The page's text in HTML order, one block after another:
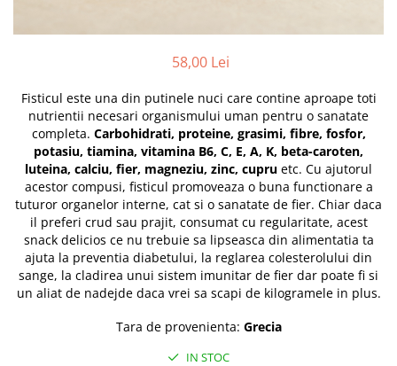
REMEDII NATURISTE
TOATE PRODUSELE
58,00 Lei
Fisticul este una din putinele nuci care contine aproape toti
nutrientii necesari organismului uman pentru o sanatate
completa. Carbohidrati, proteine, grasimi, fibre, fosfor,
potasiu, tiamina, vitamina B6, C, E, A, K, beta-caroten,
luteina, calciu, fier, magneziu, zinc, cupru etc. Cu ajutorul
acestor compusi, fisticul promoveaza o buna functionare a
tuturor organelor interne, cat si o sanatate de fier. Chiar daca
il preferi crud sau prajit, consumat cu regularitate, acest
snack delicios ce nu trebuie sa lipseasca din alimentatia ta
ajuta la preventia diabetului, la reglarea colesterolului din
sange, la cladirea unui sistem imunitar de fier dar poate fi si
un aliat de nadejde daca vrei sa scapi de kilogramele in plus.
Tara de provenienta: Grecia
IN STOC